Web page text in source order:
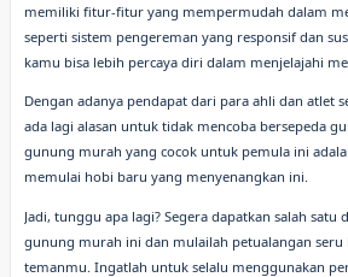
memiliki fitur-fitur yang mempermudah dalam
seperti sistem pengereman yang responsif dan
kamu bisa lebih percaya diri dalam menjelajahi
Dengan adanya pendapat dari para ahli dan atlet
ada lagi alasan untuk tidak mencoba bersepeda
gunung murah yang cocok untuk pemula ini
memulai hobi baru yang menyenangkan ini.
Jadi, tunggu apa lagi? Segera dapatkan salah satu
gunung murah ini dan mulailah petualangan seru
temanmu. Ingatlah untuk selalu menggunakan